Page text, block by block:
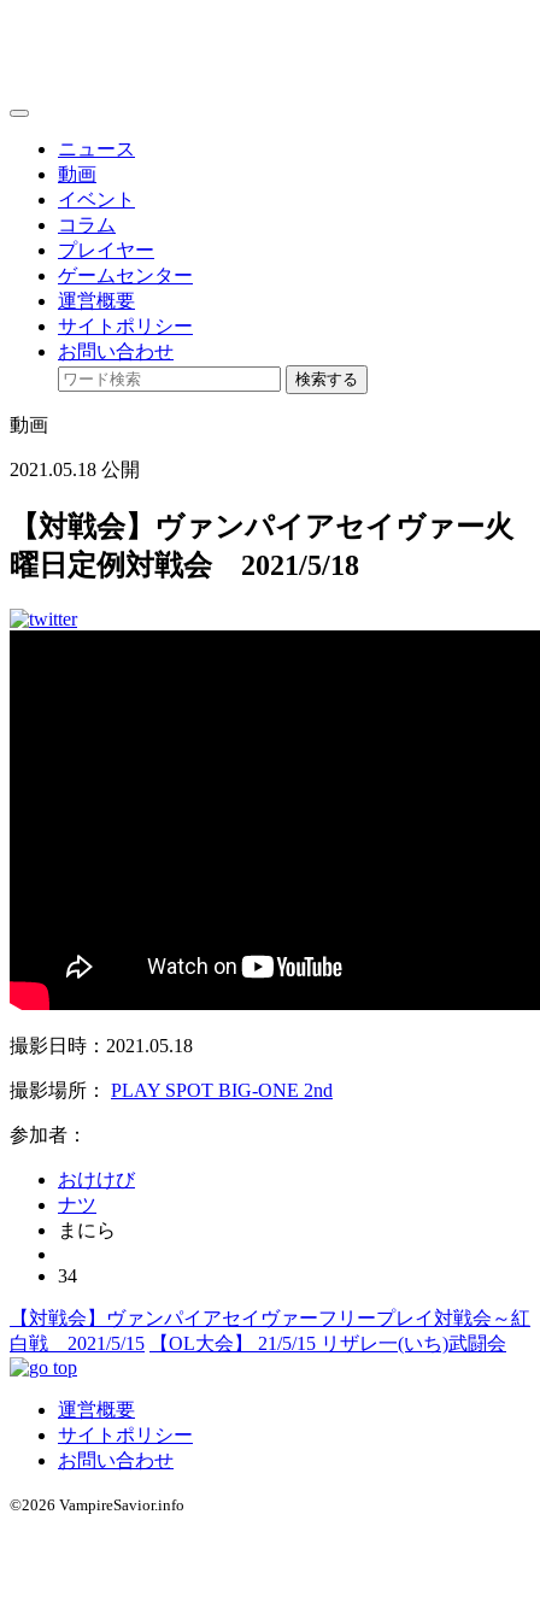
toggle
ニュース
動画
イベント
コラム
プレイヤー
ゲームセンター
運営概要
サイトポリシー
お問い合わせ
検索する
動画
2021.05.18 公開
【対戦会】ヴァンパイアセイヴァー火
曜日定例対戦会 2021/5/18
撮影日時：2021.05.18
撮影場所： PLAY SPOT BIG-ONE 2nd
参加者：
おけけび
ナツ
まにら
34
【対戦会】ヴァンパイアセイヴァーフリープレイ対戦会～紅
白戦 2021/5/15
【OL大会】 21/5/15 リザレ一(いち)武闘会
運営概要
サイトポリシー
お問い合わせ
©2026 VampireSavior.info